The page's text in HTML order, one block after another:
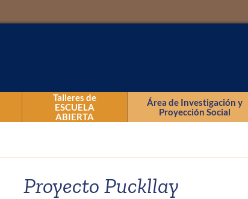
Talleres de
ESCUELA
ABIERTA
Talleres Kids
Área de Investigación y
Proyección Social
Proyecto Puckllay